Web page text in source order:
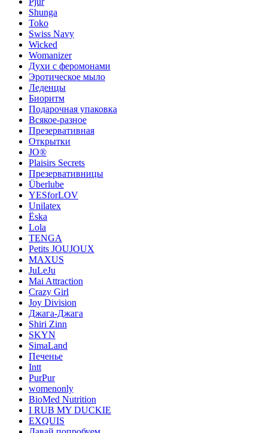
Shunga
Toko
Swiss Navy
Wicked
Womanizer
Духи с феромонами
Эротическое мыло
Леденцы
Биоритм
Подарочная упаковка
Всякое-разное
Презервативная
Открытки
JO®
Plaisirs Secrets
Презервативницы
Überlube
YESforLOV
Unilatex
Ёska
Lola
TENGA
Petits JOUJOUX
MAXUS
JuLeJu
Mai Attraction
Crazy Girl
Joy Division
Джага-Джага
Shiri Zinn
SKYN
SimaLand
Печенье
Intt
PurPur
womenonly
BioMed Nutrition
I RUB MY DUCKIE
EXQUIS